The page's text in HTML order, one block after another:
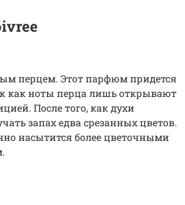
перцем. Этот парфюм придется
как ноты перца лишь открывают
После того, как духи
запах едва срезанных цветов.
насытится более цветочными